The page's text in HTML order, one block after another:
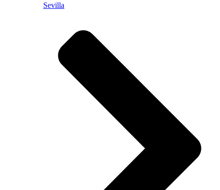
Sevilla